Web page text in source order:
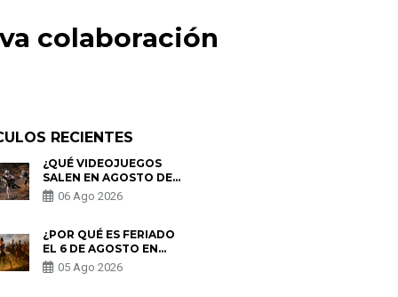
colaboración
RECIENTES
¿QUÉ VIDEOJUEGOS
SALEN EN AGOSTO DE
2026? ESTOS SON LOS
ESTRENOS MÁS
06 Ago 2026
¿POR QUÉ ES FERIADO
EL 6 DE AGOSTO EN
PERÚ? ESTA ES LA
HISTORIA
05 Ago 2026